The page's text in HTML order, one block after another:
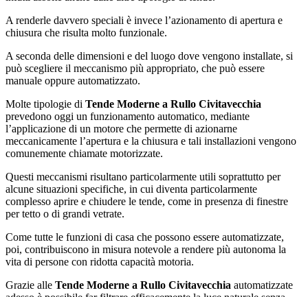
A renderle davvero speciali è invece l’azionamento di apertura e
chiusura che risulta molto funzionale.
A seconda delle dimensioni e del luogo dove vengono installate, si
può scegliere il meccanismo più appropriato, che può essere
manuale oppure automatizzato.
Molte tipologie di Tende Moderne a Rullo Civitavecchia
prevedono oggi un funzionamento automatico, mediante
l’applicazione di un motore che permette di azionarne
meccanicamente l’apertura e la chiusura e tali installazioni vengono
comunemente chiamate motorizzate.
Questi meccanismi risultano particolarmente utili soprattutto per
alcune situazioni specifiche, in cui diventa particolarmente
complesso aprire e chiudere le tende, come in presenza di finestre
per tetto o di grandi vetrate.
Come tutte le funzioni di casa che possono essere automatizzate,
poi, contribuiscono in misura notevole a rendere più autonoma la
vita di persone con ridotta capacità motoria.
Grazie alle Tende Moderne a Rullo Civitavecchia automatizzate